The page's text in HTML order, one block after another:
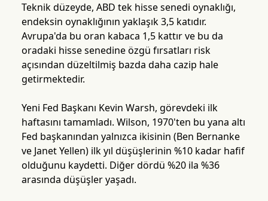
Teknik düzeyde, ABD tek hisse senedi oynaklığı,
endeksin oynaklığının yaklaşık 3,5 katıdır.
Avrupa'da bu oran kabaca 1,5 kattır ve bu da
oradaki hisse senedine özgü fırsatları risk
açısından düzeltilmiş bazda daha cazip hale
getirmektedir.
Yeni Fed Başkanı Kevin Warsh, görevdeki ilk
haftasını tamamladı. Wilson, 1970'ten bu yana altı
Fed başkanından yalnızca ikisinin (Ben Bernanke
ve Janet Yellen) ilk yıl düşüşlerinin %10 kadar hafif
olduğunu kaydetti. Diğer dördü %20 ila %36
arasında düşüşler yaşadı.